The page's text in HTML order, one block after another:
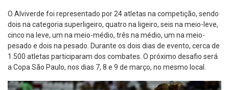
O Alviverde foi representado por 24 atletas na competição, sendo
dois na categoria superligeiro, quatro na ligeiro, seis na meio-leve,
cinco na leve, um na meio-médio, três na médio, um na meio-
pesado e dois na pesado. Durante os dois dias de evento, cerca de
1.500 atletas participaram dos combates. O próximo desafio será
a Copa São Paulo, nos dias 7, 8 e 9 de março, no mesmo local.